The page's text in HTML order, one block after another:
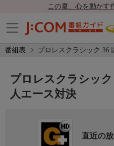
この夏、心を動かす
番組表 プロレスクラシック 36
プロレスクラシッ
人エース対決
直近の